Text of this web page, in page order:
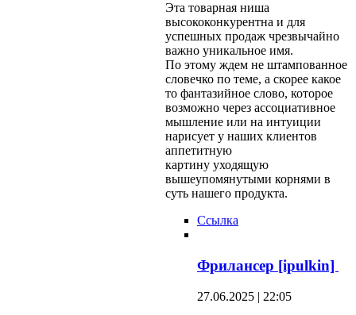
Эта товарная ниша
высококонкурентна и для
успешных продаж чрезвычайно
важно уникальное имя.
По этому ждем не штампованное
словечко по теме, а скорее какое
то фантазийное слово, которое
возможно через ассоциативное
мышление или на интуиции
нарисует у наших клиентов
аппетитную
картину уходящую
вышеупомянутыми корнями в
суть нашего продукта.
Ссылка
Фрилансер [ipulkin]
27.06.2025 | 22:05